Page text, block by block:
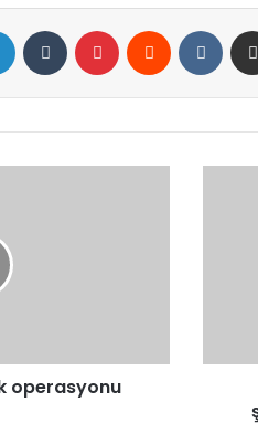
LinkedIn Tumblr Pinterest Reddit
operasyonu
emek